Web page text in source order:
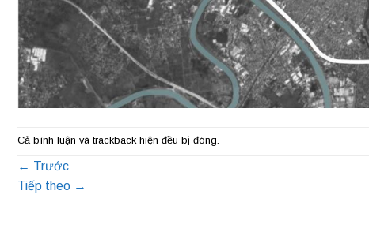
Cả bình luận và trackback hiện đều bị đóng.
← Trước
Tiếp theo →